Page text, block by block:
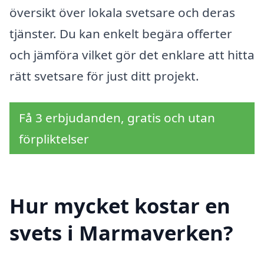
översikt över lokala svetsare och deras
tjänster. Du kan enkelt begära offerter
och jämföra vilket gör det enklare att hitta
rätt svetsare för just ditt projekt.
Få 3 erbjudanden, gratis och utan
förpliktelser
Hur mycket kostar en
svets i Marmaverken?